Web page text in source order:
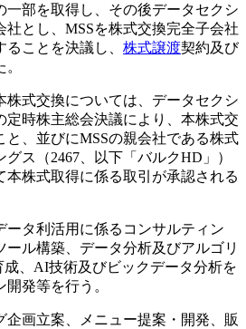
一部を取得し、その後データセクシ
社とし、MSSを株式交換完全子会社
ことを決議し、 株式譲渡契約及び
株式交換については、データセクシ
定時株主総会決議により、本株式交
と、並びにMSSの親会社である株式
ス（2467、以下「バルクHD」）
本株式取得に係る取引が承認される
ータ利活用に係るコンサルティン
ル構築、データ分析及びアルゴリ
、AI技術及びビックデータ分析を
発等を行う。
企画立案、メニュー提案・開発、販